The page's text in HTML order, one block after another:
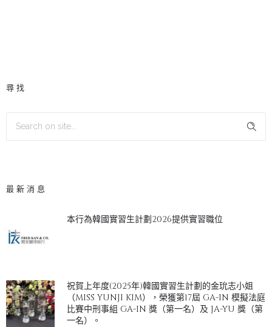
尋找
最新消息
本行為韓國實習生計劃2026提供實習職位
祝賀上年度(2025年)韓國實習生計劃的金玧志小姐
（MISS YUNJI KIM），榮獲第17屆 GA-IN 模擬法庭
比賽中刑事組 GA-IN 獎（第一名）及 JA-YU 獎（第
一名）。